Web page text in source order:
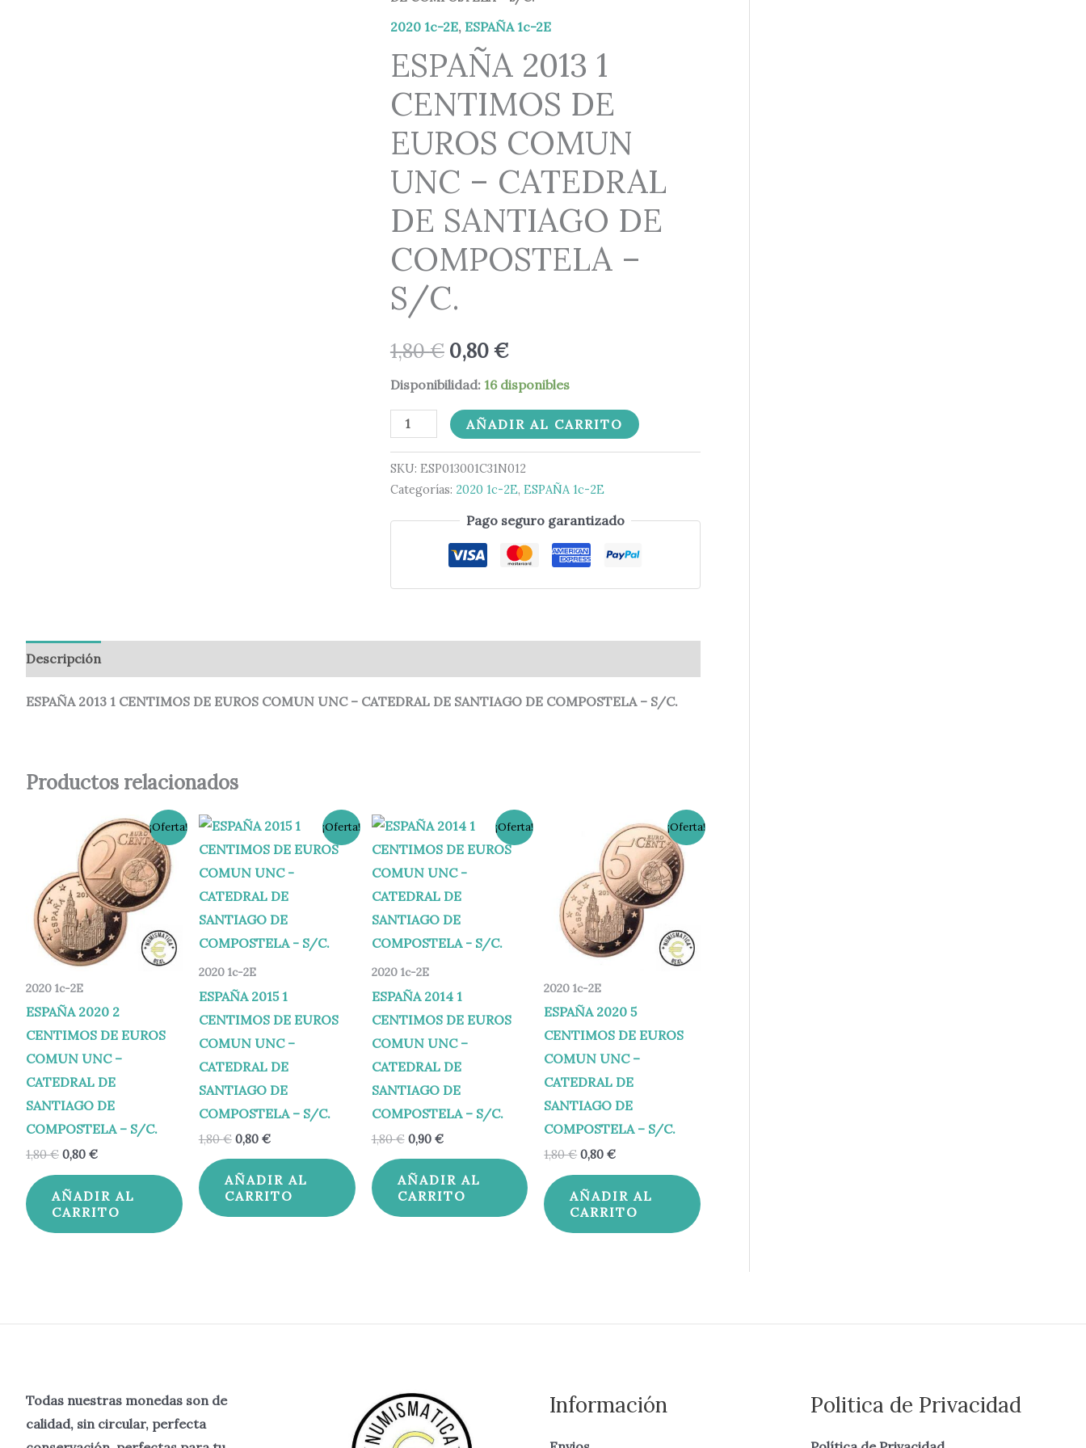
2020 1c-2E, ESPAÑA 1c-2E
ESPAÑA 2013 1
CENTIMOS DE
EUROS COMUN
UNC – CATEDRAL
DE SANTIAGO DE
COMPOSTELA –
S/C.
1,80€
original
era:
1,80 €.
0,80€
actual
0,80 €.
Disponibilidad: 16 disponibles
DE
COMUN
UNC
CATEDRAL
SANTIAGO
DE
COMPOSTELA
-
S/C.
cantidad
AÑADIR AL CARRITO
SKU: ESP013001C31N012
Categorías: 2020 1c-2E, ESPAÑA 1c-2E
Pago seguro garantizado
Descripción
ESPAÑA 2013 1 CENTIMOS DE EUROS COMUN UNC – CATEDRAL DE SANTIAGO DE COMPOSTELA – S/C.
Productos relacionados
¡Oferta!
2020 1c-2E
ESPAÑA 2020 2
CENTIMOS DE EUROS
COMUN UNC –
CATEDRAL DE
SANTIAGO DE
COMPOSTELA – S/C.
1,80€
precio
original
era:
1,80 €.
0,80 €
El
precio
actual
es:
0,80 €.
AÑADIR AL
CARRITO
¡Oferta!
2020 1c-2E
ESPAÑA 2015 1
CENTIMOS DE EUROS
COMUN UNC –
CATEDRAL DE
SANTIAGO DE
COMPOSTELA – S/C.
1,80€
El
precio
original
era:
1,80 €.
0,80 €
El
precio
actual
es:
0,80 €.
AÑADIR AL
CARRITO
¡Oferta!
2020 1c-2E
ESPAÑA 2014 1
CENTIMOS DE EUROS
COMUN UNC –
CATEDRAL DE
SANTIAGO DE
COMPOSTELA – S/C.
1,80€
El
precio
original
era:
1,80 €.
0,90 €
El
precio
actual
es:
0,90 €.
AÑADIR AL
CARRITO
¡Oferta!
2020 1c-2E
ESPAÑA 2020 5
CENTIMOS DE EUROS
COMUN UNC –
CATEDRAL DE
SANTIAGO DE
COMPOSTELA – S/C.
1,80€
precio
original
era:
1,80 €.
0,80€
precio
actual
es:
0,80 €.
AÑADIR AL
CARRITO
Todas nuestras monedas son de
calidad, sin circular, perfecta
Información Politica de Privacidad